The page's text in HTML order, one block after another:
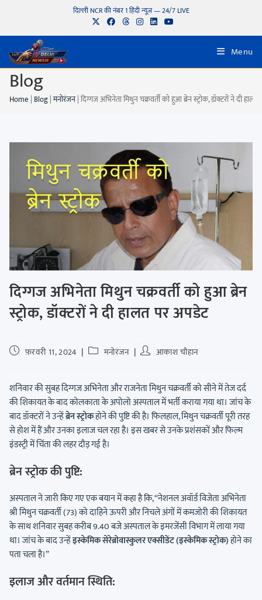
दिल्ली NCR की नंबर 1 हिंदी न्यूज़ — 24/7 LIVE
Menu
Blog
Home | Blog|मनोरंजन|दिग्गज अभिनेता मिथुन चक्रवर्ती को हुआ ब्रेन स्ट्रोक, डॉक्टरों ने दी
दिग्गज अभिनेता मिथुन चक्रवर्ती को हुआ ब्रेन
स्ट्रोक, डॉक्टरों ने दी हालत पर अपडेट
फ़रवरी 11, 2024 मनोरंजन आकाश चौहान
शनिवार की सुबह दिग्गज अभिनेता और राजनेता मिथुन चक्रवर्ती को सीने में तेज दर्द
की शिकायत के बाद कोलकाता के अपोलो अस्पताल में भर्ती कराया गया था। जांच के
बाद डॉक्टरों ने उन्हेंब्रेन स्ट्रोकहोने की पुष्टि की है। फिलहाल, मिथुन चक्रवर्ती पूरी तरह
से होश में हैं और उनका इलाज चल रहा है। इस खबर से उनके प्रशंसकों और फिल्म
इंडस्ट्री में चिंता की लहर दौड़ गई है।
ब्रेन स्ट्रोक की पुष्टि:
अस्पताल ने जारी किए गए एक बयान में कहा है कि, “नेशनल अवॉर्ड विजेता अभिनेता
श्री मिथुन चक्रवर्ती (73) को दाहिने ऊपरी और निचले अंगों में कमजोरी की शिकायत
के साथ शनिवार सुबह करीब 9.40 बजे अस्पताल के इमरजेंसी विभाग में लाया गया
था। जांच के बाद उन्हेंइस्केमिक सेरेब्रोवास्कुलर एक्सीडेंट (इस्केमिक स्ट्रोक)होने का
पता चला है।”
इलाज और वर्तमान स्थिति: